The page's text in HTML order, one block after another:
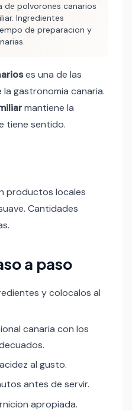
de polvorones canarios
Ingredientes
de preparacion y
es una de las
gastronomia canaria.
mantiene la
tiene sentido.
productos locales
Cantidades
a paso
y colocalos al
canaria con los
al gusto.
antes de servir.
apropiada.